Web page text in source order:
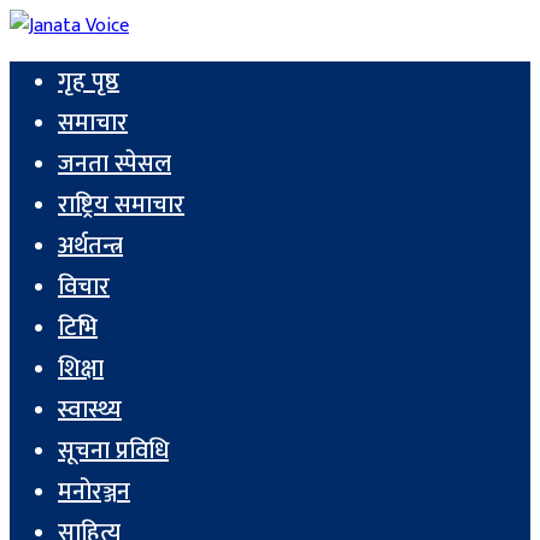
गृह पृष्ठ
समाचार
जनता स्पेसल
राष्ट्रिय समाचार
अर्थतन्त्र
विचार
टिभि
शिक्षा
स्वास्थ्य
सूचना प्रविधि
मनोरञ्जन